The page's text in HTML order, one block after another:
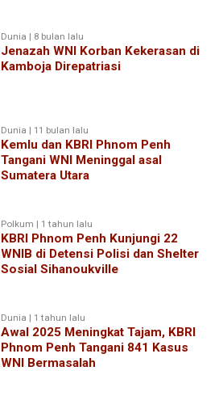
Dunia | 8 bulan lalu
Jenazah WNI Korban Kekerasan di
Kamboja Direpatriasi
Dunia | 11 bulan lalu
Kemlu dan KBRI Phnom Penh
Tangani WNI Meninggal asal
Sumatera Utara
Polkum | 1 tahun lalu
KBRI Phnom Penh Kunjungi 22
WNIB di Detensi Polisi dan Shelter
Sosial Sihanoukville
Dunia | 1 tahun lalu
Awal 2025 Meningkat Tajam, KBRI
Phnom Penh Tangani 841 Kasus
WNI Bermasalah